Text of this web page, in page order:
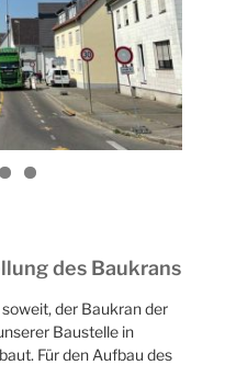
des Baukrans
der Baukran der
Baustelle in
Für den Aufbau des